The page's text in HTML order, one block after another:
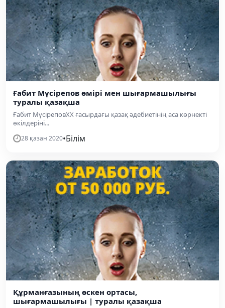
Ғабит Мүсірепов өмірі мен шығармашылығы
туралы қазақша
Ғабит МүсіреповXX ғасырдағы қазақ әдебиетінің аса көрнекті
өкілдеріні...
28 қазан 2020•Білім
Құрманғазының өскен ортасы,
шығармашылығы | туралы қазақша